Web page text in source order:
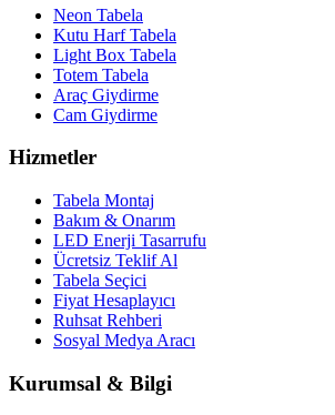
Neon Tabela
Kutu Harf Tabela
Light Box Tabela
Totem Tabela
Araç Giydirme
Cam Giydirme
Hizmetler
Tabela Montaj
Bakım & Onarım
LED Enerji Tasarrufu
Ücretsiz Teklif Al
Tabela Seçici
Fiyat Hesaplayıcı
Ruhsat Rehberi
Sosyal Medya Aracı
Kurumsal & Bilgi